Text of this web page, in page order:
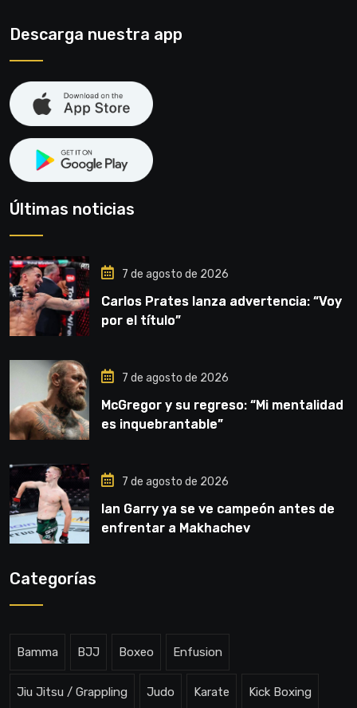
Descarga nuestra app
Últimas noticias
7 de agosto de 2026
Carlos Prates lanza advertencia: “Voy
por el título”
7 de agosto de 2026
McGregor y su regreso: “Mi mentalidad
es inquebrantable”
7 de agosto de 2026
Ian Garry ya se ve campeón antes de
enfrentar a Makhachev
Categorías
Bamma BJJ Boxeo Enfusion
Jiu Jitsu / Grappling Judo Karate Kick Boxing